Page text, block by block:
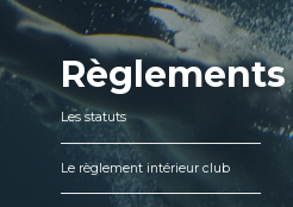
Règlements
Les statuts
Le règlement intérieur club